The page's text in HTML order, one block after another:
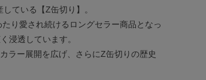
ている【Z缶切り】。
り愛され続けるロングセラー商品となっ
浸透しています。
ラー展開を広げ、さらにZ缶切りの歴史